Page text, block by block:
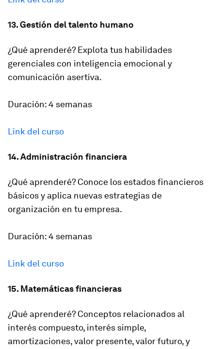
13. Gestión del talento humano
¿Qué aprenderé? Explota tus habilidades
gerenciales con inteligencia emocional y
comunicación asertiva.
Duración: 4 semanas
Link del curso
14. Administración financiera
¿Qué aprenderé? Conoce los estados financieros
básicos y aplica nuevas estrategias de
organización en tu empresa.
Duración: 4 semanas
Link del curso
15. Matemáticas financieras
¿Qué aprenderé? Conceptos relacionados al
interés compuesto, interés simple,
amortizaciones, valor presente, valor futuro, y